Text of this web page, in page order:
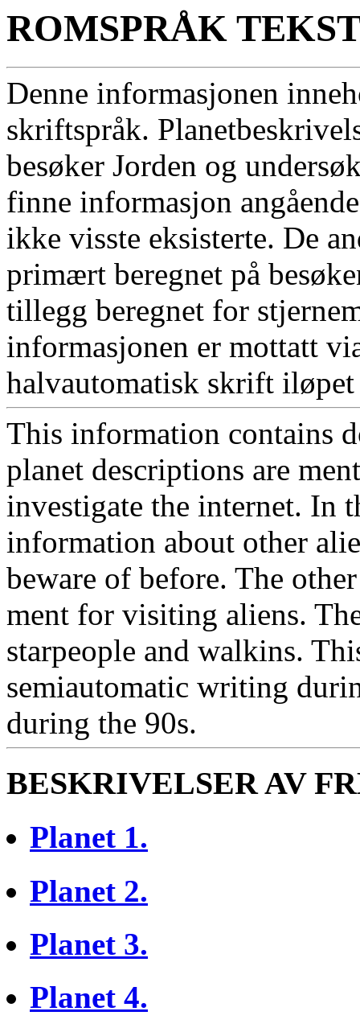
ROMSPRÅK
Denne informasjonen
skriftspråk.
besøker Jorden og
finne informasjon
ikke visste eksisterte. De
primært beregnet på
tillegg beregnet for
informasjonen er mottatt
halvautomatisk skrift
This information contains
planet descriptions are
investigate the internet. In
information about other
beware of before. The
ment for visiting aliens.
starpeople and walkins.
semiautomatic writing
during the 90s.
BESKRIVELSER AV
Planet 1.
Planet 2.
Planet 3.
Planet 4.